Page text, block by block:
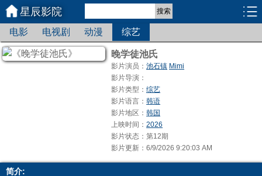
星辰影院 搜索
电影 电视剧 动漫 综艺
晚学徒池氏
影片演员：池石镇 Mimi
影片导演：
影片类型：综艺
影片语言：韩语
影片地区：韩国
上映时间：2026
影片状态：第12期
影片更新：6/9/2026 9:20:03 AM
简介: